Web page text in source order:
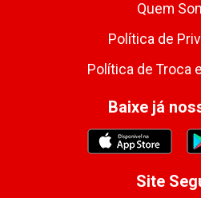
Quem
Política de
Política de Troca
Baixe já
Site